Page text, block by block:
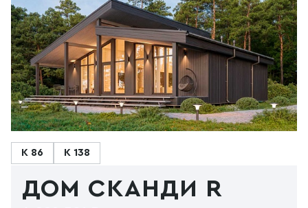
К 86 К 138
ДОМ СКАНДИ R